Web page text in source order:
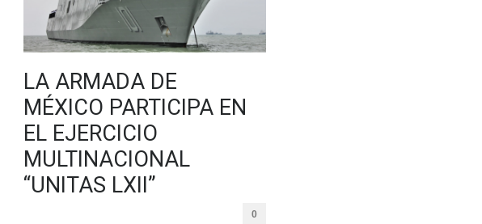
LA ARMADA DE
MÉXICO PARTICIPA EN
EL EJERCICIO
MULTINACIONAL
“UNITAS LXII”
0